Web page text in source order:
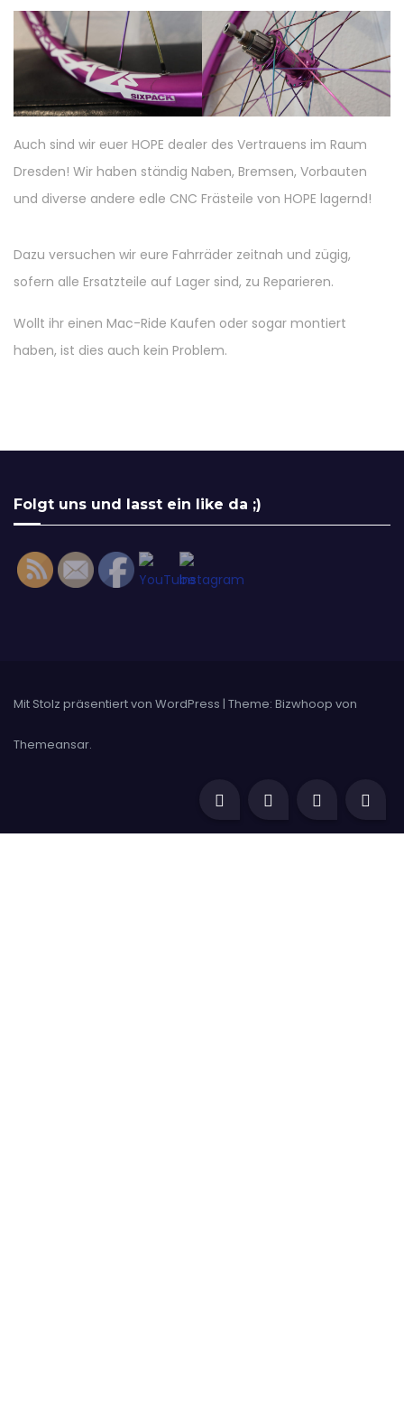
Auch sind wir euer HOPE dealer des Vertrauens im Raum
Dresden! Wir haben ständig Naben, Bremsen, Vorbauten
und diverse andere edle CNC Frästeile von HOPE lagernd!
Dazu versuchen wir eure Fahrräder zeitnah und zügig,
sofern alle Ersatzteile auf Lager sind, zu Reparieren.
Wollt ihr einen Mac-Ride Kaufen oder sogar montiert
haben, ist dies auch kein Problem.
Folgt uns und lasst ein like da ;)
Set Youtube Channel ID
Mit Stolz präsentiert von WordPress | Theme: Bizwhoop von
Themeansar.